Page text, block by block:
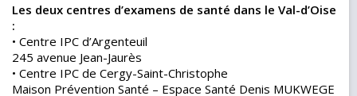
Les deux centres d’examens de santé dans le Val-d’Oise
:
• Centre IPC d’Argenteuil
245 avenue Jean-Jaurès
• Centre IPC de Cergy-Saint-Christophe
Maison Prévention Santé – Espace Santé Denis MUKWEGE